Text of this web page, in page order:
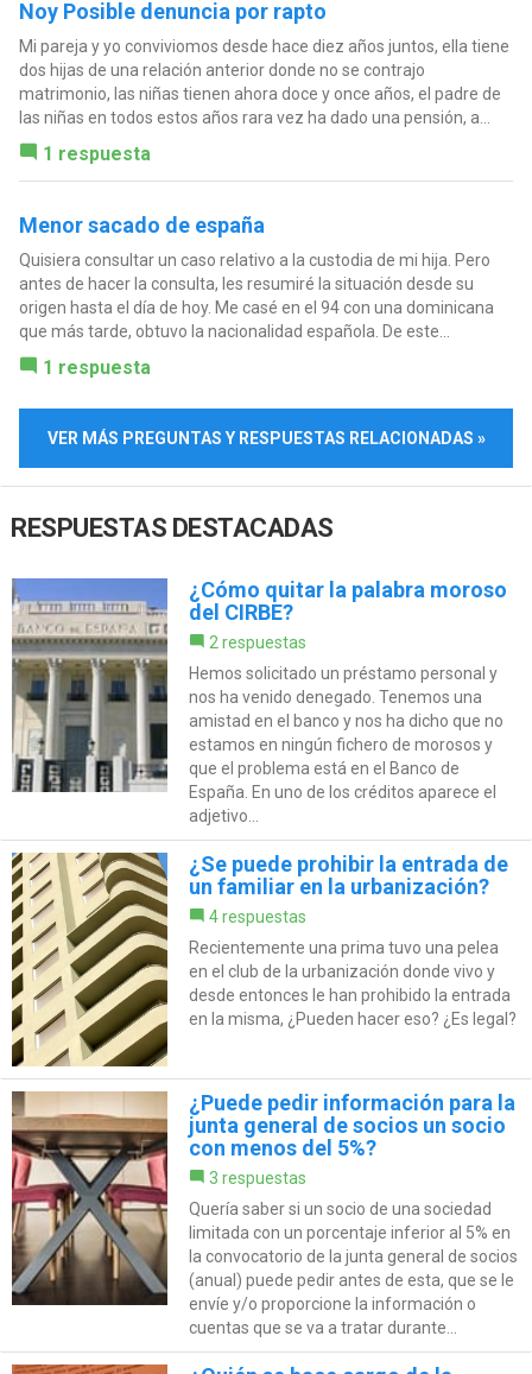
Noy Posible denuncia por rapto
Mi pareja y yo conviviomos desde hace diez años juntos, ella tiene
dos hijas de una relación anterior donde no se contrajo
matrimonio, las niñas tienen ahora doce y once años, el padre de
las niñas en todos estos años rara vez ha dado una pensión, a...
1 respuesta
Menor sacado de españa
Quisiera consultar un caso relativo a la custodia de mi hija. Pero
antes de hacer la consulta, les resumiré la situación desde su
origen hasta el día de hoy. Me casé en el 94 con una dominicana
que más tarde, obtuvo la nacionalidad española. De este...
1 respuesta
VER MÁS PREGUNTAS Y RESPUESTAS RELACIONADAS »
RESPUESTAS DESTACADAS
¿Cómo quitar la palabra moroso
del CIRBE?
2 respuestas
Hemos solicitado un préstamo personal y
nos ha venido denegado. Tenemos una
amistad en el banco y nos ha dicho que no
estamos en ningún fichero de morosos y
que el problema está en el Banco de
España. En uno de los créditos aparece el
adjetivo...
¿Se puede prohibir la entrada de
un familiar en la urbanización?
4 respuestas
Recientemente una prima tuvo una pelea
en el club de la urbanización donde vivo y
desde entonces le han prohibido la entrada
en la misma, ¿Pueden hacer eso? ¿Es legal?
¿Puede pedir información para la
junta general de socios un socio
con menos del 5%?
3 respuestas
Quería saber si un socio de una sociedad
limitada con un porcentaje inferior al 5% en
la convocatorio de la junta general de socios
(anual) puede pedir antes de esta, que se le
envíe y/o proporcione la información o
cuentas que se va a tratar durante...